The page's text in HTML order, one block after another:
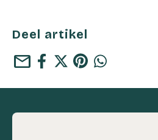
Deel artikel
mail